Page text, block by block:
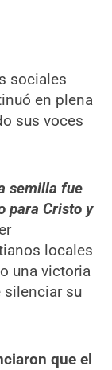
sociales
en plena
sus voces
semilla fue
para Cristo y
locales
una victoria
su
que el